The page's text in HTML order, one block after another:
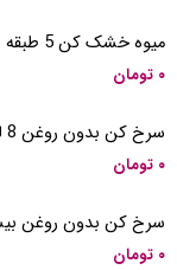
۰ تومان
۰ تومان
۰ تومان